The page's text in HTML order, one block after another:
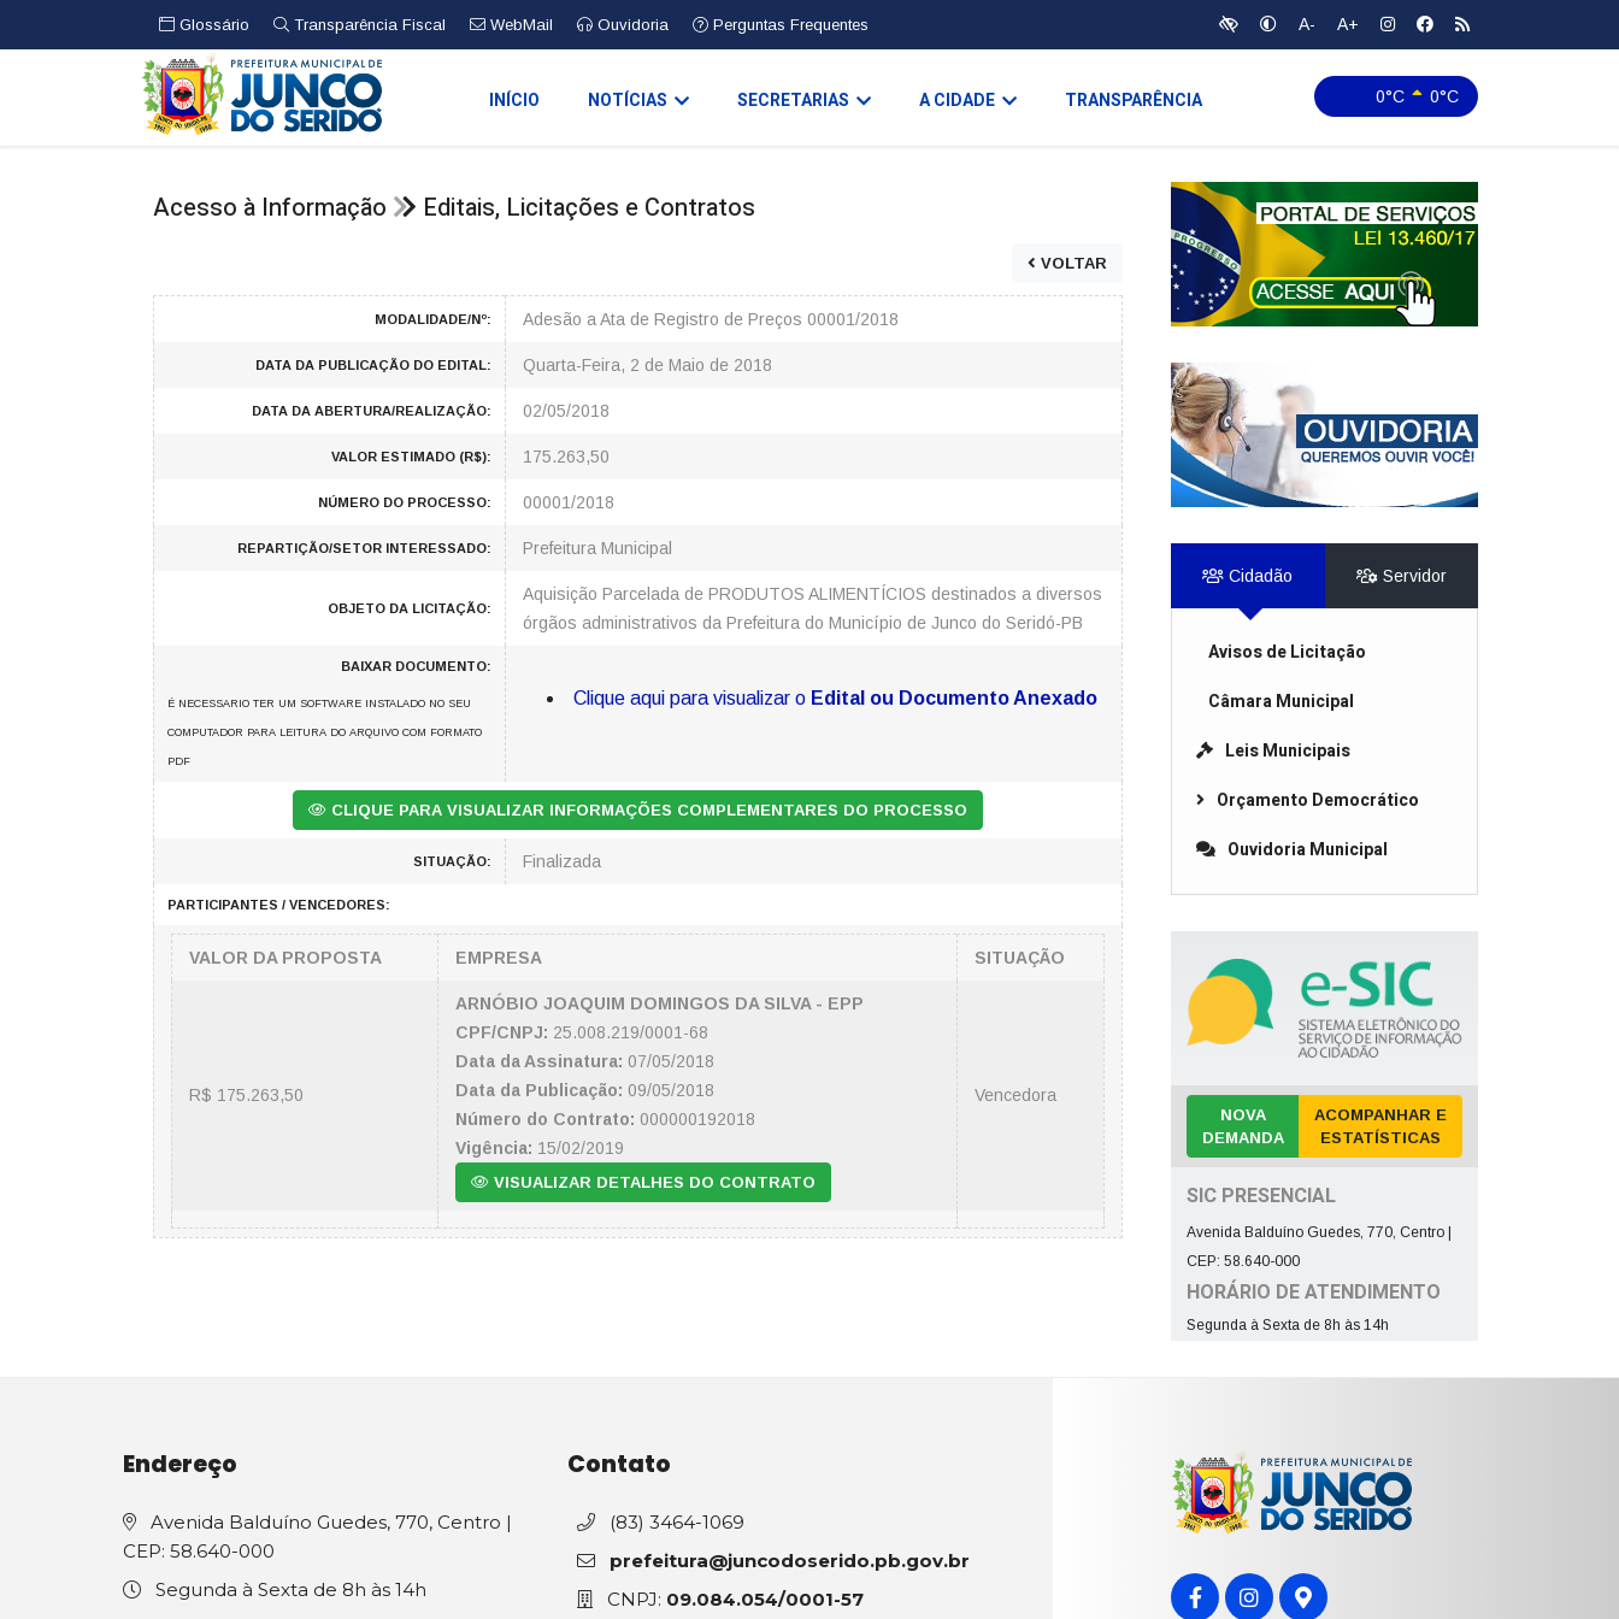
Glossário Transparência Fiscal WebMail Ouvidoria Perguntas Frequentes A- A+
0°C 0°C
INÍCIO NOTÍCIAS SECRETARIAS A CIDADE TRANSPARÊNCIA
Acesso à Informação Editais, Licitações e Contratos
VOLTAR
MODALIDADE/Nº: Adesão a Ata de Registro de Preços 00001/2018
DATA DA PUBLICAÇÃO DO EDITAL: Quarta-Feira, 2 de Maio de 2018
DATA DA ABERTURA/REALIZAÇÃO: 02/05/2018
VALOR ESTIMADO (R$): 175.263,50
NÚMERO DO PROCESSO: 00001/2018
REPARTIÇÃO/SETOR INTERESSADO: Prefeitura Municipal
OBJETO DA LICITAÇÃO:
Aquisição Parcelada de PRODUTOS ALIMENTÍCIOS destinados a diversos
órgãos administrativos da Prefeitura do Município de Junco do Seridó-PB
BAIXAR DOCUMENTO:
É NECESSARIO TER UM SOFTWARE INSTALADO NO SEU
COMPUTADOR PARA LEITURA DO ARQUIVO COM FORMATO
PDF
Clique aqui para visualizar o Edital ou Documento Anexado
CLIQUE PARA VISUALIZAR INFORMAÇÕES COMPLEMENTARES DO PROCESSO
SITUAÇÃO: Finalizada
PARTICIPANTES / VENCEDORES:
VALOR DA PROPOSTA EMPRESA SITUAÇÃO
R$ 175.263,50
ARNÓBIO JOAQUIM DOMINGOS DA SILVA - EPP
CPF/CNPJ: 25.008.219/0001-68
Data da Assinatura: 07/05/2018
Data da Publicação: 09/05/2018
Número do Contrato: 000000192018
Vigência: 15/02/2019
VISUALIZAR DETALHES DO CONTRATO
Vencedora
Cidadão Servidor
Avisos de Licitação
Câmara Municipal
Leis Municipais
Orçamento Democrático
Ouvidoria Municipal
NOVA
DEMANDA
ACOMPANHAR E
ESTATÍSTICAS
SIC PRESENCIAL
Avenida Balduíno Guedes, 770, Centro |
CEP: 58.640-000
HORÁRIO DE ATENDIMENTO
Segunda à Sexta de 8h às 14h
Endereço
Avenida Balduíno Guedes, 770, Centro |
CEP: 58.640-000
Segunda à Sexta de 8h às 14h
Contato
(83) 3464-1069
prefeitura@juncodoserido.pb.gov.br
CNPJ: 09.084.054/0001-57